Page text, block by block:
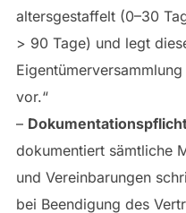
altersgestaffelt (0–30
> 90 Tage) und legt
vor.“
–
dokumentiert sämtliche
und Vereinbarungen
bei Beendigung des